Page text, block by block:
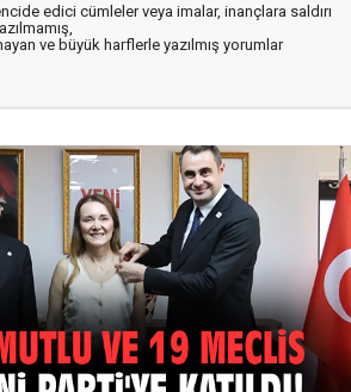
edici cümleler veya imalar, inançlara saldırı
ve büyük harflerle yazılmış yorumlar